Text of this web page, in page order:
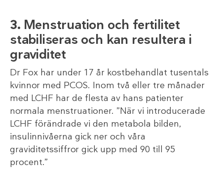
3. Menstruation och fertilitet
stabiliseras och kan resultera i
graviditet
Dr Fox har under 17 år kostbehandlat tusentals
kvinnor med PCOS. Inom två eller tre månader
med LCHF har de flesta av hans patienter
normala menstruationer. ”När vi introducerade
LCHF förändrade vi den metabola bilden,
insulinnivåerna gick ner och våra
graviditetssiffror gick upp med 90 till 95
procent.”